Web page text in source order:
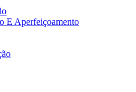
E Aperfeiçoamento